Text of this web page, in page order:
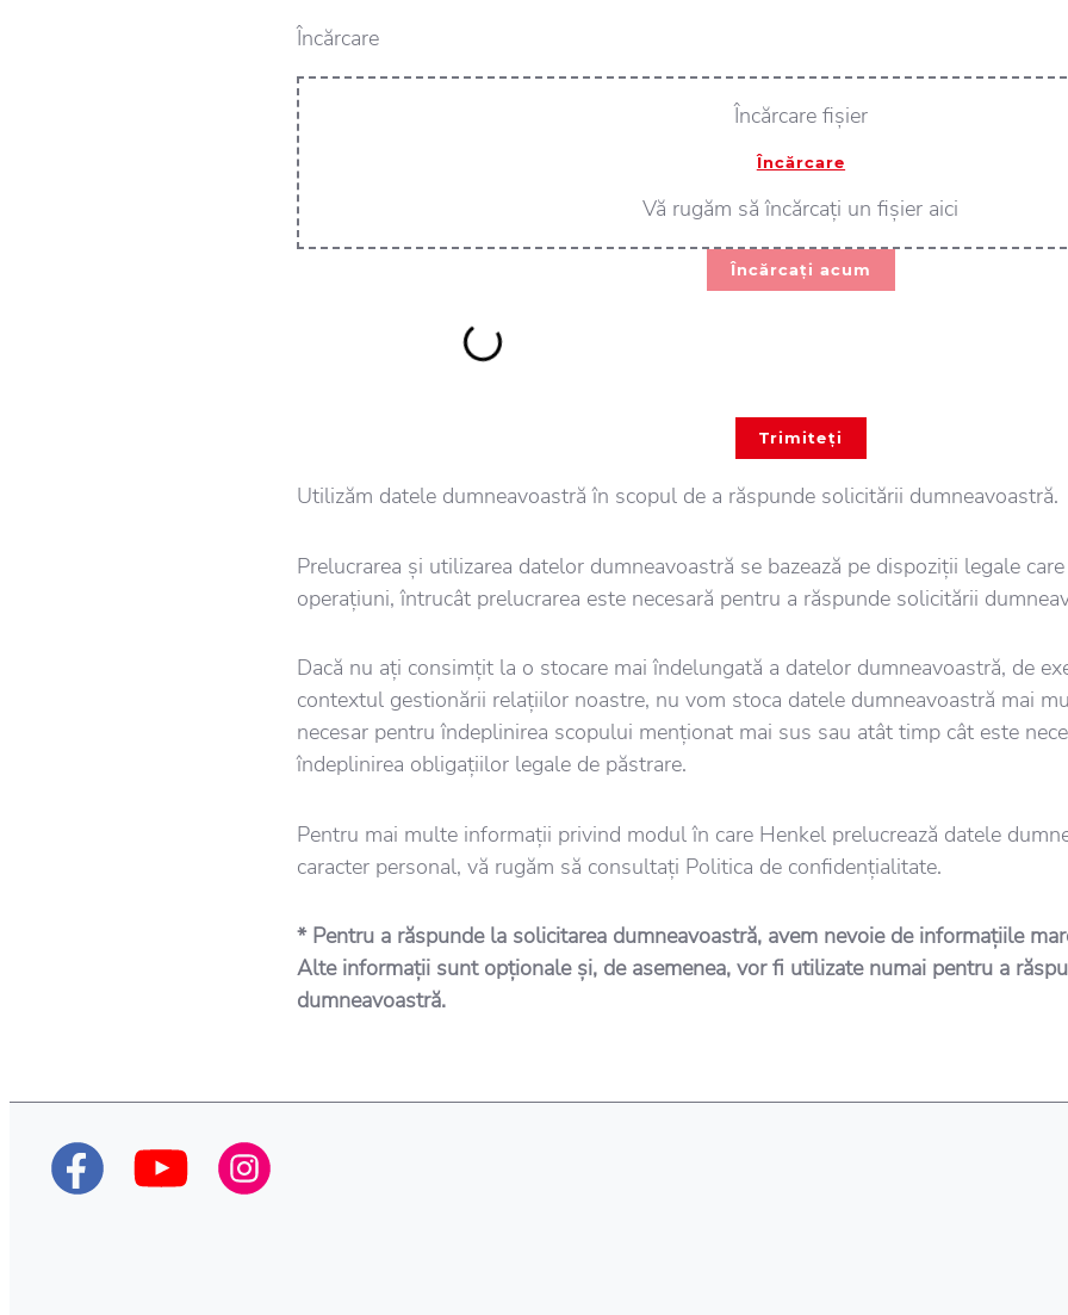
Încărcare
Încărcare fișier
Încărcare
Vă rugăm să încărcați un fișier aici
Încărcați acum
Trimiteți
Utilizăm datele dumneavoastră în scopul de a răspunde solicitării dumneavoastră.
Prelucrarea și utilizarea datelor dumneavoastră se bazează pe dispoziții legale
operațiuni, întrucât prelucrarea este necesară pentru a răspunde solicitării
Dacă nu ați consimțit la o stocare mai îndelungată a datelor dumneavoastră, de
contextul gestionării relațiilor noastre, nu vom stoca datele dumneavoastră mai
necesar pentru îndeplinirea scopului menționat mai sus sau atât timp cât este
îndeplinirea obligațiilor legale de păstrare.
Pentru mai multe informații privind modul în care Henkel prelucrează datele
caracter personal, vă rugăm să consultați Politica de confidențialitate.
* Pentru a răspunde la solicitarea dumneavoastră, avem nevoie de informațiile
Alte informații sunt opționale și, de asemenea, vor fi utilizate numai pentru a
dumneavoastră.